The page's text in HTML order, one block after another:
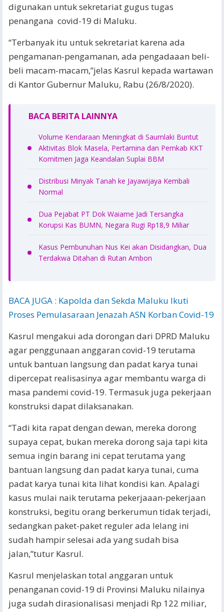
digunakan untuk sekretariat gugus tugas
penangana covid-19 di Maluku.
“Terbanyak itu untuk sekretariat karena ada
pengamanan-pengamanan, ada pengadaaan beli-
beli macam-macam,”jelas Kasrul kepada wartawan
di Kantor Gubernur Maluku, Rabu (26/8/2020).
BACA BERITA LAINNYA
Volume Kendaraan Meningkat di Saumlaki Buntut
Aktivitas Blok Masela, Pertamina dan Pemkab KKT
Komitmen Jaga Keandalan Suplai BBM
Distribusi Minyak Tanah ke Jayawijaya Kembali
Normal
Dua Pejabat PT Dok Waiame Jadi Tersangka
Korupsi Kas BUMN, Negara Rugi Rp18,9 Miliar
Kasus Pembunuhan Nus Kei akan Disidangkan, Dua
Terdakwa Ditahan di Rutan Ambon
BACA JUGA : Kapolda dan Sekda Maluku Ikuti
Proses Pemulasaraan Jenazah ASN Korban Covid-19
Kasrul mengakui ada dorongan dari DPRD Maluku
agar penggunaan anggaran covid-19 terutama
untuk bantuan langsung dan padat karya tunai
dipercepat realisasinya agar membantu warga di
masa pandemi covid-19. Termasuk juga pekerjaan
konstruksi dapat dilaksanakan.
“Tadi kita rapat dengan dewan, mereka dorong
supaya cepat, bukan mereka dorong saja tapi kita
semua ingin barang ini cepat terutama yang
bantuan langsung dan padat karya tunai, cuma
padat karya tunai kita lihat kondisi kan. Apalagi
kasus mulai naik terutama pekerjaaan-pekerjaan
konstruksi, begitu orang berkerumun tidak terjadi,
sedangkan paket-paket reguler ada lelang ini
sudah hampir selesai ada yang sudah bisa
jalan,”tutur Kasrul.
Kasrul menjelaskan total anggaran untuk
penanganan covid-19 di Provinsi Maluku nilainya
juga sudah dirasionalisasi menjadi Rp 122 miliar,